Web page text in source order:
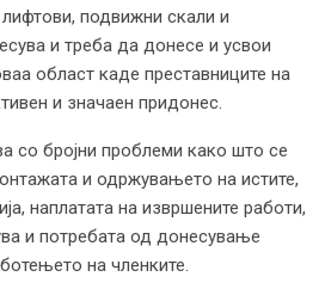
подвижни скали и
и треба да донесе и усвои
област каде преставниците на
и значаен придонес.
со бројни проблеми како што се
и одржувањето на истите,
наплатата на извршените работи,
и потребата од донесување
на членките.